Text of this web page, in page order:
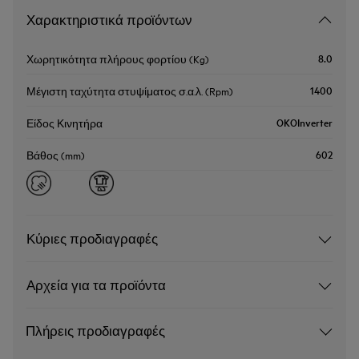
Χαρακτηριστικά προϊόντων
Χωρητικότητα πλήρους φορτίου (Kg) 8.0
Μέγιστη ταχύτητα στυψίματος σ.α.λ. (Rpm) 1400
Είδος Κινητήρα OKOInverter
Βάθος (mm) 602
Κύριες προδιαγραφές
Αρχεία για τα προϊόντα
Πλήρεις προδιαγραφές